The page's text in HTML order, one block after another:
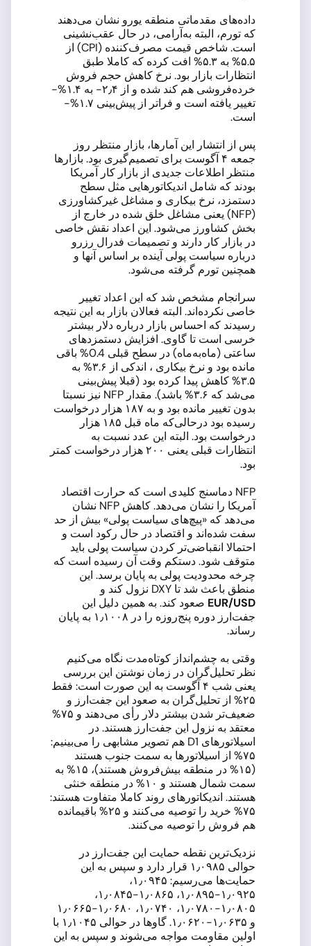
داده‌های مقدماتی منطقه یورو نشان می‌دهند
که تورم، البته به‌آرامی، در حال عقب‌نشینی
است. شاخص قیمت مصرف‌کننده (CPI) از
۵.۵% به ۵.۳% افت کرده که کاملا طبق
انتظارات بازار بود. نرخ کاهش حجم فروش
خرده‌فروشی هم کند شده و از ۲٫۴- به ۱.۴%-
تغییر یافته است و فراتر از پیش‌بینی ۱.۷%-
است.
پس از انتشار این آمارها، بازار منتظر روز
جمعه ۴ آگوست برای تصمیم‌گیری بود. بازارها
منتظر اطلاعات جدیدی از بازار کار آمریکا
بودند که شامل اندیکاتورهایی مثل سطح
دستمزد، نرخ بیکاری و مشاغل غیرکشاورزی
(NFP) یعنی مشاغل خلق شده در خارج از
بخش کشاورز می‌شود. این اعداد نقش خاصی
در بازار کار دارند و تصمیمات فدرال رزرو
درباره سیاست پولی آینده بر اساس آنها و
همچنین تورم گرفته می‌شود.
سرانجام مشخص شد که این اعداد تغییر
خاصی نکرده‌اند. البته فعالان بازار به این نتیجه
رسیدند که احساس بازار درباره دلار بیشتر
خرسی است تا گاوی. افزایش دستمزدهای
ساعتی (ماه‌به‌ماه) در سطح قبلی 0.4% باقی
مانده بود و نرخ بیکاری ، اندکی از ۳.۶% به
۳.۵% کاهش پیدا کرده بود (قبلا پیش‌بینی
می‌شد که ۳.۶% باشد). مقدار NFP نیز نسبتا
بدون تغییر مانده بود و به ۱۸۷ هزار درخواست
رسیده بود درحالی‌که ماه قبل ۱۸۵ هزار
درخواست بود. البته این عدد نسبت به
انتظارات قبلی یعنی ۲۰۰ هزار درخواست کمتر
بود.
NFP دماسنج کلیدی است که حرارت اقتصاد
آمریکا را نشان می‌دهد. کاهش NFP نشان
می‌دهد که «پیچ‌های سیاست پولی» بیش از حد
سفت شده‌اند و اقتصاد در حال رکود است و
احتمالا انقباضی‌تر کردن سیاست پولی باید
متوقف شود. دستکم وقت آن رسیده است که
چرخه محدودیت پولی به پایان برسد. این
منطق باعث شد تا DXY نزول کند و
EUR/USD صعود کند. به همین دلیل این
جفت‌ارز دوره پنج‌روزه را در ۱٫۱۰۰۸ به پایان
رساند.
وقتی به چشم‌انداز کوتاه‌مدت نگاه می‌کنیم
نظر تحلیل‌گران در زمان نوشتن این بررسی
یعنی شب ۴ آگوست به این صورت است: فقط
۲۵% از تحلیل‌گران به صعود این جفت‌ارز و
ضعیف‌تر شدن بیشتر دلار رأی می‌دهند و ۷۵%
معتقد به نزول این جفت‌ارز هستند. در
اسیلاتورهای D1 هم تصویر مشابهی را می‌بینیم:
۷۵% از اسیلاتورها به سمت جنوب هستند
(۱۵% در منطقه بیش‌فروش هستند)، ۱۵% به
سمت شمال هستند و ۱۰% در منطقه خنثی
هستند. اندیکاتورهای روند کاملا متفاوت هستند:
۷۵% خرید را توصیه می‌کنند و ۲۵% باقیمانده
هم فروش را توصیه می‌کنند.
نزدیک‌ترین نقطه حمایت این جفت‌ارز در
حوالی ۱٫۰۹۸۵ قرار دارد و سپس به این
حمایت‌ها می‌رسیم: ۱٫۰۹۴۵،
۱٫۰۹۲۵-۱٫۰۸۹۵، ۱٫۰۸۶۵-۱٫۰۸۴۵،
۱٫۰۸۰۵-۱٫۰۷۸۰، ۱٫۰۷۴۰، ۱٫۰۶۸۰-۱٫۰۶۶۵
و ۱٫۰۶۳۵-۱٫۰۶۲۰. گاوها در حوالی ۱٫۱۰۴۵ با
اولین مقاومت مواجه می‌شوند و سپس به این